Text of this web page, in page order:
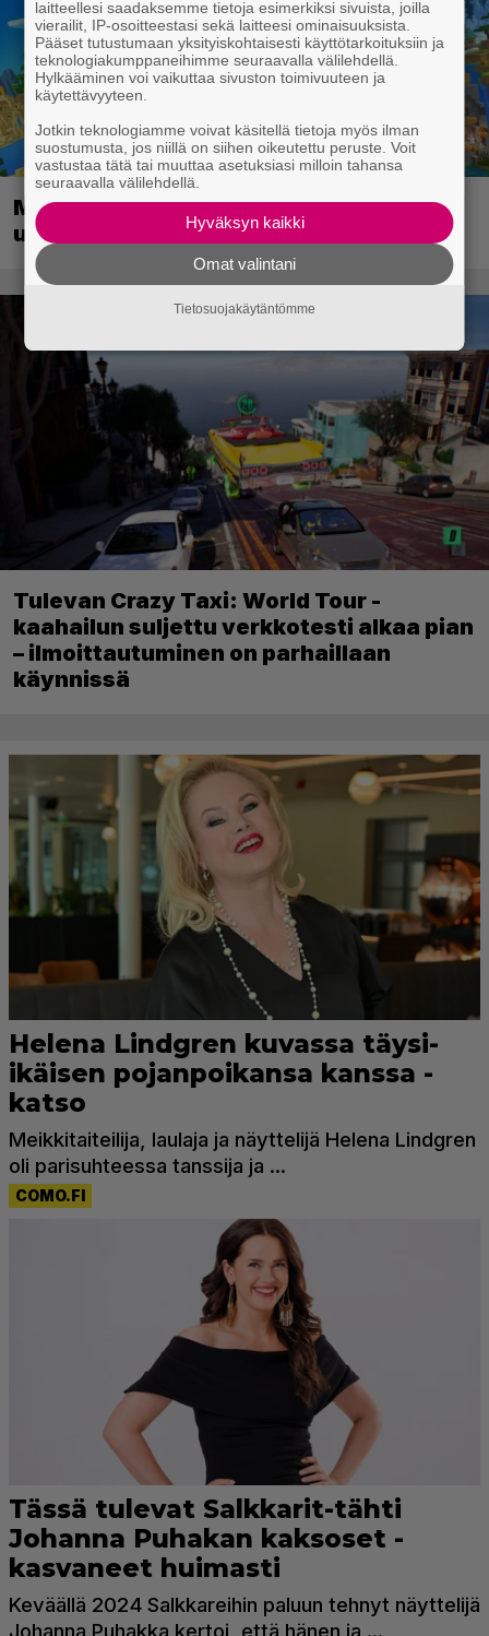
Minecraft saapuu Switch 2:lle
uudistetulla grafiikalla
Tulevan Crazy Taxi: World Tour -
kaahailun suljettu verkkotesti alkaa pian
– ilmoittautuminen on parhaillaan
käynnissä
laitteellesi saadaksemme tietoja esimerkiksi sivuista, joilla
vierailit, IP-osoitteestasi sekä laitteesi ominaisuuksista.
Pääset tutustumaan yksityiskohtaisesti käyttötarkoituksiin ja
teknologiakumppaneihimme seuraavalla välilehdellä.
Hylkääminen voi vaikuttaa sivuston toimivuuteen ja
käytettävyyteen.
Jotkin teknologiamme voivat käsitellä tietoja myös ilman
suostumusta, jos niillä on siihen oikeutettu peruste. Voit
vastustaa tätä tai muuttaa asetuksiasi milloin tahansa
seuraavalla välilehdellä.
Hyväksyn kaikki
Omat valintani
Tietosuojakäytäntömme